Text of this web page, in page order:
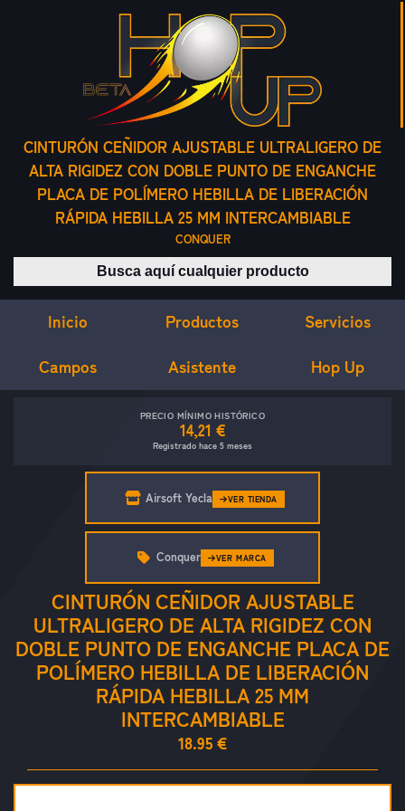
CINTURÓN CEÑIDOR AJUSTABLE ULTRALIGERO DE
ALTA RIGIDEZ CON DOBLE PUNTO DE ENGANCHE
PLACA DE POLÍMERO HEBILLA DE LIBERACIÓN
RÁPIDA HEBILLA 25 MM INTERCAMBIABLE
CONQUER
Buscar productos
Inicio Productos Servicios
Campos Asistente Hop Up
PRECIO MÍNIMO HISTÓRICO
14,21 €
Registrado hace 5 meses
Airsoft Yecla VER TIENDA
CINTURÓN CEÑIDOR AJUSTABLE
ULTRALIGERO DE ALTA RIGIDEZ CON
DOBLE PUNTO DE ENGANCHE PLACA DE
POLÍMERO HEBILLA DE LIBERACIÓN
RÁPIDA HEBILLA 25 MM
INTERCAMBIABLE
18.95 €
Conquer VER MARCA